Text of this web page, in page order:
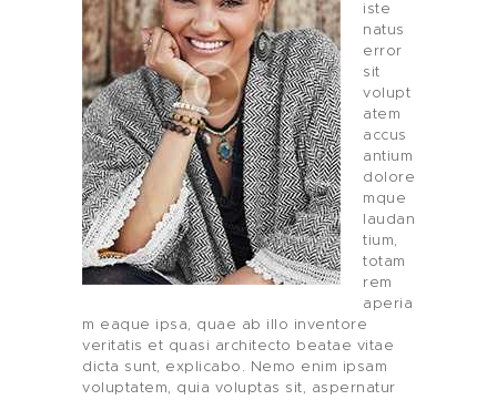
iste
natus
error
sit
volupt
atem
accus
antium
dolore
mque
laudan
tium,
totam
rem
aperia
m eaque ipsa, quae ab illo inventore
veritatis et quasi architecto beatae vitae
dicta sunt, explicabo. Nemo enim ipsam
voluptatem, quia voluptas sit, aspernatur